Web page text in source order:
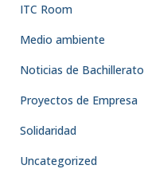
ITC Room
Medio ambiente
Noticias de Bachillerato
Proyectos de Empresa
Solidaridad
Uncategorized